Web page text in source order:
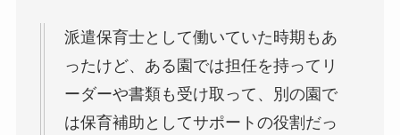
派遣保育士として働いていた時期もあ
ったけど、ある園では担任を持ってリ
ーダーや書類も受け取って、別の園で
は保育補助としてサポートの役割だっ